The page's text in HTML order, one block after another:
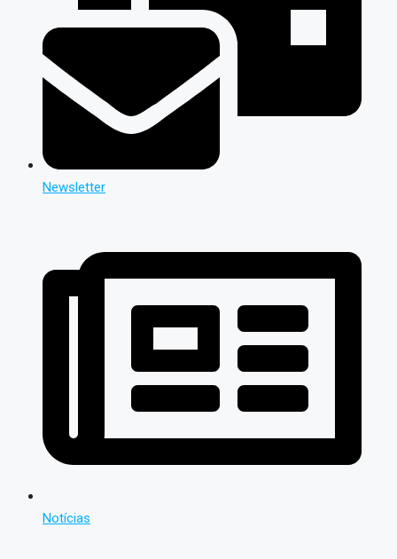
Newsletter
Notícias